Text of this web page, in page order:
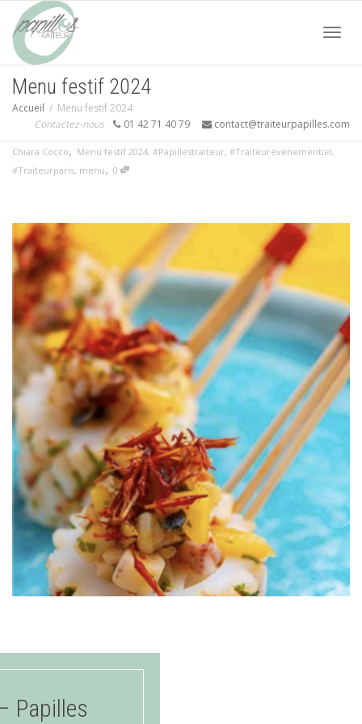
Menu festif 2024
Accueil
Menu festif 2024
Contactez-nous
01 42 71 40 79 contact@traiteurpapilles.com
Chiara Cocco, Menu festif 2024, #Papillestraiteur, #Traiteurévénementiel,
#Traiteurparis, menu, 0
Papilles